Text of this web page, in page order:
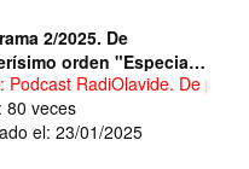
2/2025. De
orden "Especial
el Prof. Rafael Á.
Podcast RadiOlavide. De
80 veces
el: 23/01/2025